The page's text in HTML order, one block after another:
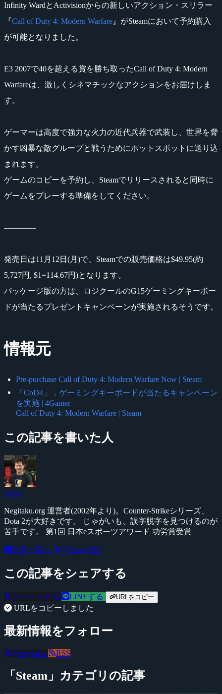
Infinity WardとActivisionからの新しいアクション・スリラー
『Call of Duty 4: Modern Warfare 』がSteamにおいて予約購入
が可能となりました。
E3 2007で40を超える賞を勝ち取ったCall of Duty 4: Modern
Warfareは、激しくシネマチックなアクションをお届けしま
す。
ゲーマーは高度で強力な火力の近代兵器で武装し、世界を脅
かす凶暴な敵グループと戦うためにホットスポットに送り込
まれます。
ゲームのコピーを予約し、Steamでリリースされると同時に
ゲームをプレーする準備をしてください。
――――
発売日は11月12日(月)で、Steamでの販売価格は$49.95(約
5,727円, $1=114.67円)となります。
パッケージ版の方は、ロジクールのG15ゲーミングキーボー
ドが当たるプレゼントキャンペーンが実施されるそうです。
情報元
Pre-purchase Call of Duty 4: Modern Warfare Now | Steam
「CoD4」，ゲーミングキーボードが当たるキャンペーン
を実施 | 4Gamer
Call of Duty 4: Modern Warfare | Steam
この記事を書いた人
Yossy
Negitaku.org 運営者(2002年より)。Counter-Strikeシリーズ、
Dota 2が大好きです。 じゃがいも、誤字脱字を見つけるのが
苦手です。 第1回 日本eスポーツアワード 功労賞受賞
記事一覧へ @YossyFPS
この記事をシェアする
ツイートする LINEする URLをコピー
URLをコピーしました
最新情報をフォロー
@negitaku RSS
「Steam」カテゴリの記事